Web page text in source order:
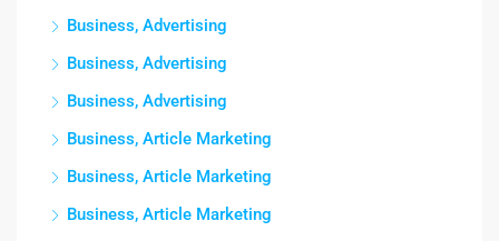
Business, Advertising
Business, Advertising
Business, Advertising
Business, Article Marketing
Business, Article Marketing
Business, Article Marketing